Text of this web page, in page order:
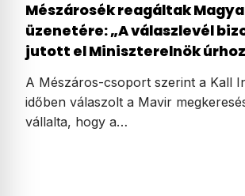
Mészárosék reagáltak
üzenetére: „A válaszlevél
jutott el Miniszterelnök
A Mészáros-csoport szerint a Kall
időben válaszolt a Mavir
vállalta, hogy a…